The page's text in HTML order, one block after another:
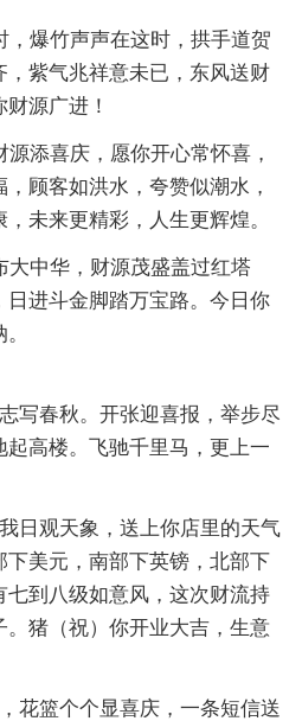
，爆竹声声在这时，拱手道贺
紫气兆祥意未已，东风送财
源广进！
添喜庆，愿你开心常怀喜，
顾客如洪水，夸赞似潮水，
未来更精彩，人生更辉煌。
大中华，财源茂盛盖过红塔
日进斗金脚踏万宝路。今日你
写春秋。开张迎喜报，举步尽
高楼。飞驰千里马，更上一
日观天象，送上你店里的天气
美元，南部下英镑，北部下
七到八级如意风，这次财流持
猪（祝）你开业大吉，生意
花篮个个显喜庆，一条短信送